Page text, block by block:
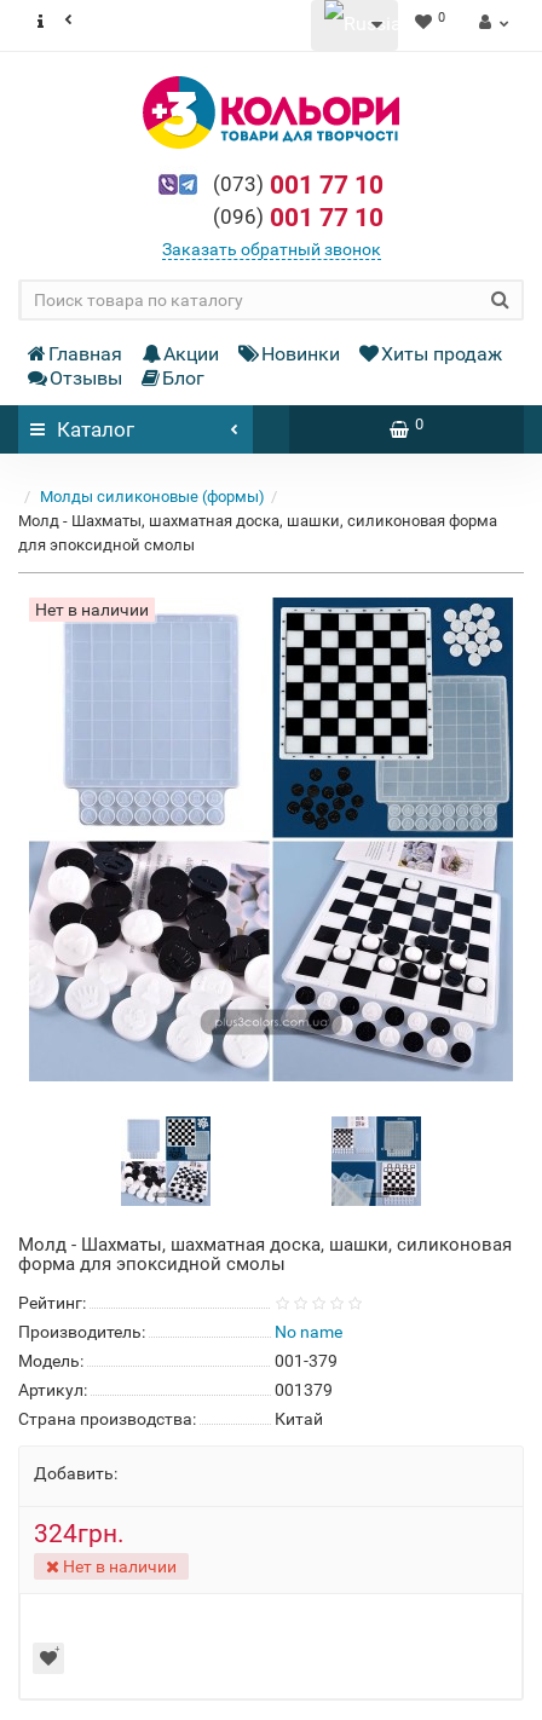
0
(073) 001 77 10
(096) 001 77 10
Заказать обратный звонок
Главная Акции Новинки
Хиты продаж
Отзывы
Блог
Каталог 0
Молды силиконовые (формы)
Молд - Шахматы, шахматная доска, шашки, силиконовая форма
для эпоксидной смолы
Нет в наличии
Молд - Шахматы, шахматная доска, шашки, силиконовая
форма для эпоксидной смолы
Рейтинг:
Производитель:
No name
Модель:
001-379
Артикул:
001379
Страна производства:
Китай
Добавить:
324грн.
Нет в наличии